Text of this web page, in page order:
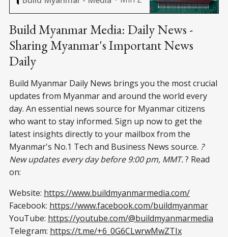
country to control the complex
semiconductor industry, which
requires a division of labor.
Build Myanmar Media: Daily News -
Sharing Myanmar's Important News
Daily
Build Myanmar Daily News brings you the most crucial
updates from Myanmar and around the world every
day. An essential news source for Myanmar citizens
who want to stay informed. Sign up now to get the
latest insights directly to your mailbox from the
Myanmar's No.1 Tech and Business News source. ?
New updates every day before 9:00 pm, MMT.? Read
on:
Website: https://www.buildmyanmarmedia.com/
Facebook: https://www.facebook.com/buildmyanmar
YouTube: https://youtube.com/@buildmyanmarmedia
Telegram: https://t.me/+6_0G6CLwrwMwZTIx